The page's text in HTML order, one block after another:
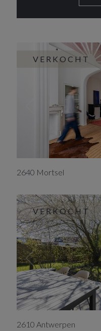
VERKOCHT
2640 Mortsel
VERKOCHT
2610 Antwerpen